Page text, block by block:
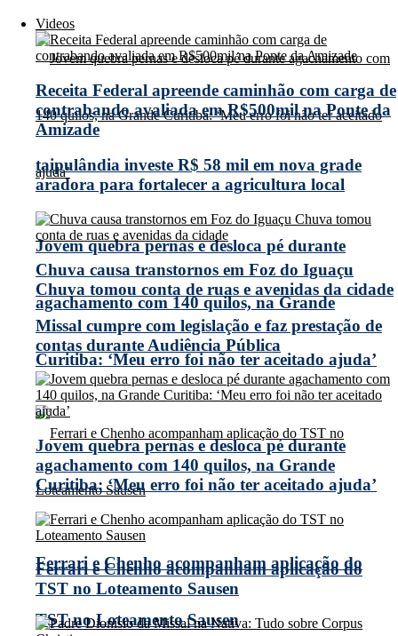
Jovem quebra pernas e desloca pé durante
agachamento com 140 quilos, na Grande
Curitiba: ‘Meu erro foi não ter aceitado ajuda’
Ferrari e Chenho acompanham aplicação do
TST no Loteamento Sausen
Videos
Receita Federal apreende caminhão com carga de
contrabando avaliada em R$500mil na Ponte da
Amizade
taipulândia investe R$ 58 mil em nova grade
aradora para fortalecer a agricultura local
Chuva causa transtornos em Foz do Iguaçu
Chuva tomou conta de ruas e avenidas da cidade
Missal cumpre com legislação e faz prestação de
contas durante Audiência Pública
Jovem quebra pernas e desloca pé durante
agachamento com 140 quilos, na Grande
Curitiba: ‘Meu erro foi não ter aceitado ajuda’
Ferrari e Chenho acompanham aplicação do
TST no Loteamento Sausen